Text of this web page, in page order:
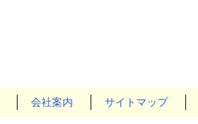
会社案内 サイトマップ